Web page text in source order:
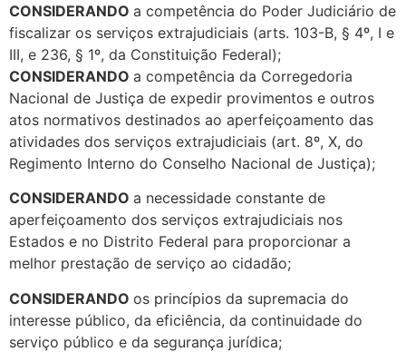
CONSIDERANDO a competência do Poder Judiciário de
fiscalizar os serviços extrajudiciais (arts. 103-B, § 4º, I e
III, e 236, § 1º, da Constituição Federal);
CONSIDERANDO a competência da Corregedoria
Nacional de Justiça de expedir provimentos e outros
atos normativos destinados ao aperfeiçoamento das
atividades dos serviços extrajudiciais (art. 8º, X, do
Regimento Interno do Conselho Nacional de Justiça);
CONSIDERANDO a necessidade constante de
aperfeiçoamento dos serviços extrajudiciais nos
Estados e no Distrito Federal para proporcionar a
melhor prestação de serviço ao cidadão;
CONSIDERANDO os princípios da supremacia do
interesse público, da eficiência, da continuidade do
serviço público e da segurança jurídica;